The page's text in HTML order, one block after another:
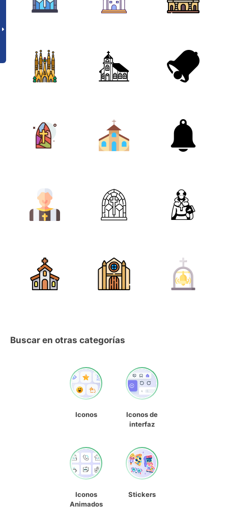
Buscar en otras categorías
Iconos
Iconos de
interfaz
Iconos
Animados
Stickers